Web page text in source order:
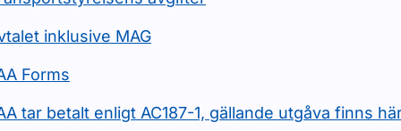
inklusive MAG
Forms
tar betalt enligt AC187-1, gällande utgåva finns